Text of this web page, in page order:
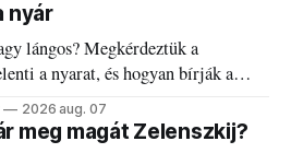
nyár
lángos? Megkérdeztük a
a nyarat, és hogyan bírják a
2026 aug. 07
meg magát Zelenszkij?